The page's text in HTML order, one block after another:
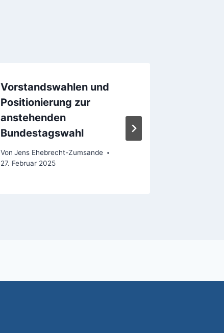
Vorstandswahlen und
Positionierung zur
anstehenden
Bundestagswahl
Von Jens Ehebrecht-Zumsande
27. Februar 2025